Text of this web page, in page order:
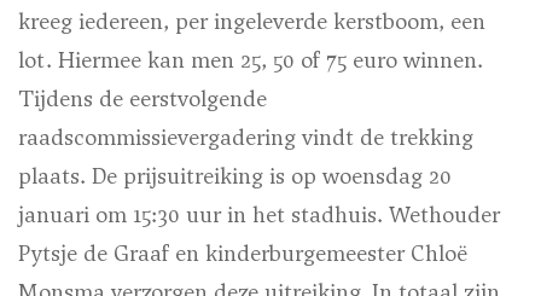
kreeg iedereen, per ingeleverde kerstboom, een
lot. Hiermee kan men 25, 50 of 75 euro winnen.
Tijdens de eerstvolgende
raadscommissievergadering vindt de trekking
plaats. De prijsuitreiking is op woensdag 20
januari om 15:30 uur in het stadhuis. Wethouder
Pytsje de Graaf en kinderburgemeester Chloë